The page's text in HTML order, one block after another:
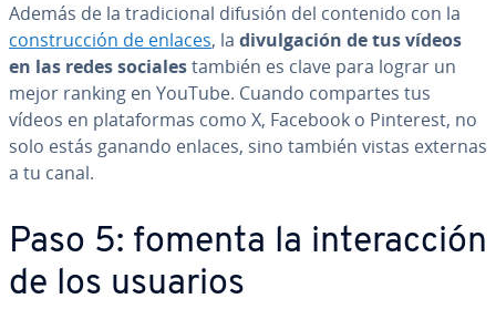
Además de la tra­di­cio­nal difusión del contenido con la
co­n­s­tru­c­ción de enlaces, la di­vu­l­ga­ción de tus vídeos
en las redes socialestambién es clave para lograr un
mejor ranking en YouTube. Cuando compartes tus
vídeos en pla­ta­fo­r­mas como X, Facebook o Pinterest, no
solo estás ganando enlaces, sino también vistas externas
a tu canal.
Paso 5: fomenta la in­ter­ac­ción
de los usuarios